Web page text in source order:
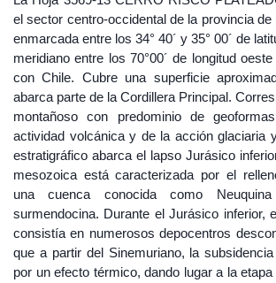
el sector centro-occidental de la provincia
enmarcada entre los 34° 40´ y 35° 00´ de
meridiano entre los 70°00´ de longitud
con Chile. Cubre una superficie
abarca parte de la Cordillera Principal.
montañoso con predominio de
actividad volcánica y de la acción glaciaria
estratigráfico abarca el lapso Jurásico
mesozoica está caracterizada por el
una cuenca conocida como
surmendocina. Durante el Jurásico inferior,
consistía en numerosos depocentros
que a partir del Sinemuriano, la
por un efecto térmico, dando lugar a la